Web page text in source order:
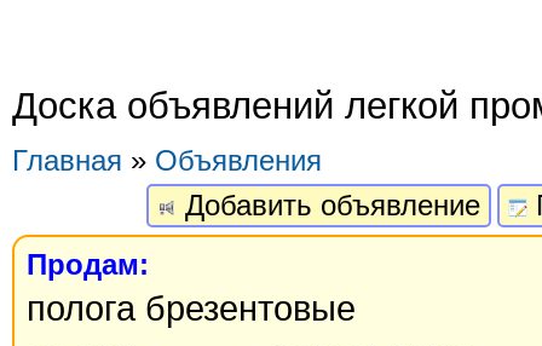
Доска объявлений легкой
Главная » Объявления
Добавить объявление
Продам:
полога брезентовые